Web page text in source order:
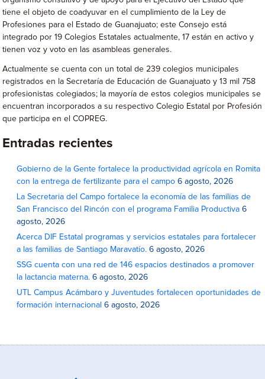
tiene el objeto de coadyuvar en el cumplimiento de la Ley de
Profesiones para el Estado de Guanajuato; este Consejo está
integrado por 19 Colegios Estatales actualmente, 17 están en activo y
tienen voz y voto en las asambleas generales.
Actualmente se cuenta con un total de 239 colegios municipales
registrados en la Secretaría de Educación de Guanajuato y 13 mil 758
profesionistas colegiados; la mayoría de estos colegios municipales se
encuentran incorporados a su respectivo Colegio Estatal por Profesión
que participa en el COPREG.
Entradas recientes
Gobierno de la Gente fortalece la productividad agrícola en Romita
con la entrega de fertilizante para el campo 6 agosto, 2026
La Secretaria del Campo fortalece la economía de las familias de
San Francisco del Rincón con el programa Familia Productiva 6
agosto, 2026
Acerca DIF Estatal programas y servicios estatales para fortalecer
a las familias de Santiago Maravatío. 6 agosto, 2026
SSG cuenta con una red de 146 espacios destinados a promover
la lactancia materna. 6 agosto, 2026
UTL Campus Acámbaro y Juventudes fortalecen oportunidades de
formación internacional 6 agosto, 2026